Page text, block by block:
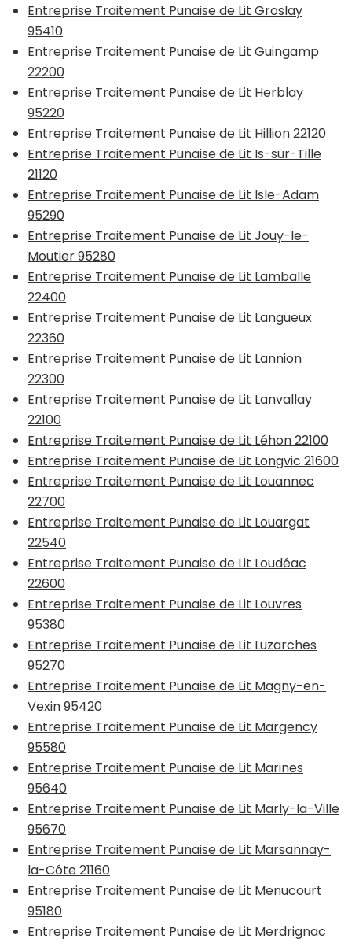
Entreprise Traitement Punaise de Lit Groslay
95410
Entreprise Traitement Punaise de Lit Guingamp
22200
Entreprise Traitement Punaise de Lit Herblay
95220
Entreprise Traitement Punaise de Lit Hillion 22120
Entreprise Traitement Punaise de Lit Is-sur-Tille
21120
Entreprise Traitement Punaise de Lit Isle-Adam
95290
Entreprise Traitement Punaise de Lit Jouy-le-
Moutier 95280
Entreprise Traitement Punaise de Lit Lamballe
22400
Entreprise Traitement Punaise de Lit Langueux
22360
Entreprise Traitement Punaise de Lit Lannion
22300
Entreprise Traitement Punaise de Lit Lanvallay
22100
Entreprise Traitement Punaise de Lit Léhon 22100
Entreprise Traitement Punaise de Lit Longvic 21600
Entreprise Traitement Punaise de Lit Louannec
22700
Entreprise Traitement Punaise de Lit Louargat
22540
Entreprise Traitement Punaise de Lit Loudéac
22600
Entreprise Traitement Punaise de Lit Louvres
95380
Entreprise Traitement Punaise de Lit Luzarches
95270
Entreprise Traitement Punaise de Lit Magny-en-
Vexin 95420
Entreprise Traitement Punaise de Lit Margency
95580
Entreprise Traitement Punaise de Lit Marines
95640
Entreprise Traitement Punaise de Lit Marly-la-Ville
95670
Entreprise Traitement Punaise de Lit Marsannay-
la-Côte 21160
Entreprise Traitement Punaise de Lit Menucourt
95180
Entreprise Traitement Punaise de Lit Merdrignac